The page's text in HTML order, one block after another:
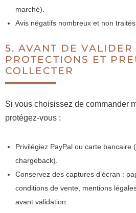
marché).
Avis négatifs nombreux et non
5. AVANT DE VALIDER
PROTECTIONS ET
COLLECTER
Si vous choisissez de commander
protégez-vous :
Privilégiez PayPal ou carte bancaire
chargeback).
Conservez des captures d’écran :
conditions de vente, mentions
avant validation.